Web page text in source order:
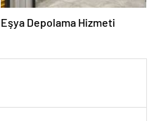
Eşya Depolama Hizmeti